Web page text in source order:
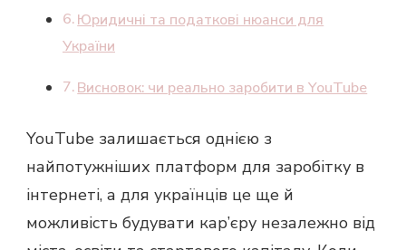
Юридичні та податкові нюанси для
України
Висновок: чи реально заробити в YouTube
YouTube залишається однією з
найпотужніших платформ для заробітку в
інтернеті, а для українців це ще й
можливість будувати кар’єру незалежно від